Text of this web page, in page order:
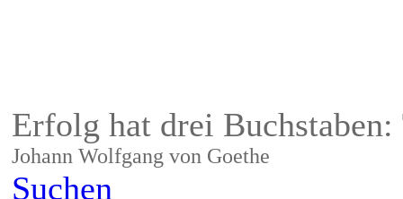
Erfolg hat drei Buchstaben:
Johann Wolfgang von Goethe
Suchen